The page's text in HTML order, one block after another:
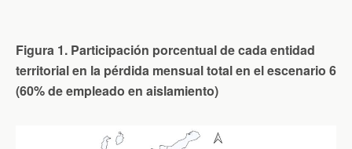
Figura 1. Participación porcentual de cada entidad
territorial en la pérdida mensual total en el escenario 6
(60% de empleado en aislamiento)